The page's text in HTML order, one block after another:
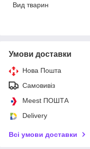
Вид тварин
Умови доставки
Нова Пошта
Самовивіз
Meest ПОШТА
Delivery
Всі умови доставки